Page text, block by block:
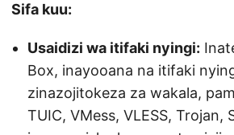
Sifa kuu:
Usaidizi wa itifaki nyingi:
Box, inayooana na itifaki
zinazojitokeza za wakala,
TUIC, VMess, VLESS, Trojan,